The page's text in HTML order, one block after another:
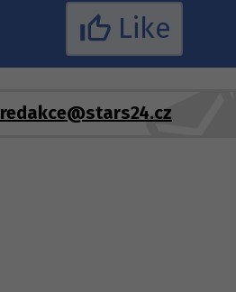
Like
redakce@stars24.cz